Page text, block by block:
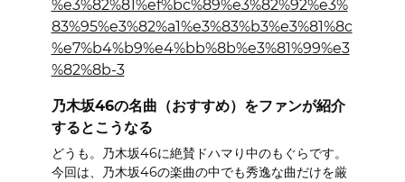
乃木坂46の名曲（おすすめ）をファンが紹介
するとこうなる
どうも。乃木坂46に絶賛ドハマり中のもぐらです。
今回は、乃木坂46の楽曲の中でも秀逸な曲だけを厳